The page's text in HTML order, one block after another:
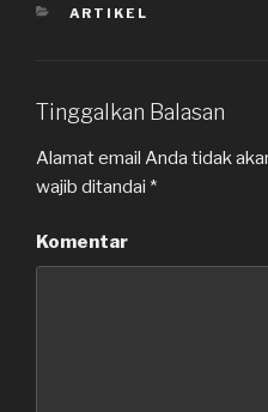
KATEGORI
ARTIKEL
Tinggalkan Balasan
Alamat email Anda tidak
wajib ditandai *
Komentar